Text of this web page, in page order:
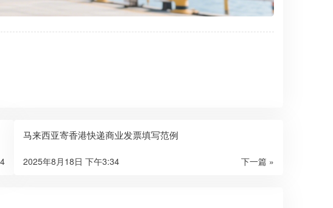
马来西亚寄香港快递商业发票填写范例
下一篇 »
2025年8月18日 下午3:34